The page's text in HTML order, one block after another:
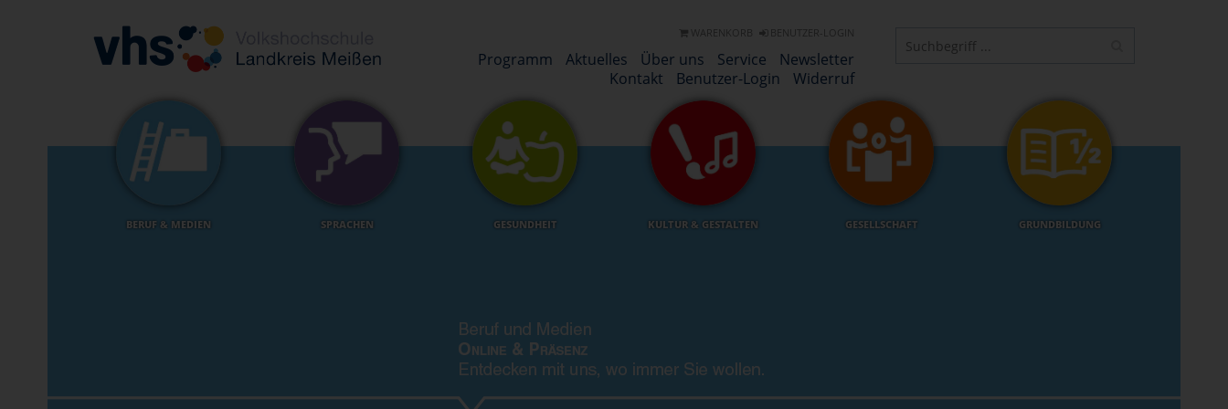
WARENKORB BENUTZER-LOGIN
Programm Aktuelles Über uns Service
Newsletter
Kontakt
Benutzer-Login Widerruf
BERUF & MEDIEN SPRACHEN GESUNDHEIT KULTUR & GESTALTEN GESELLSCHAFT GRUNDBILDUNG